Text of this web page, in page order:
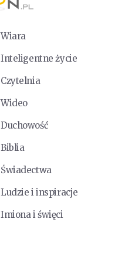
Wiara
Inteligentne życie
Czytelnia
Wideo
Duchowość
Biblia
Świadectwa
Ludzie i inspiracje
Imiona i święci